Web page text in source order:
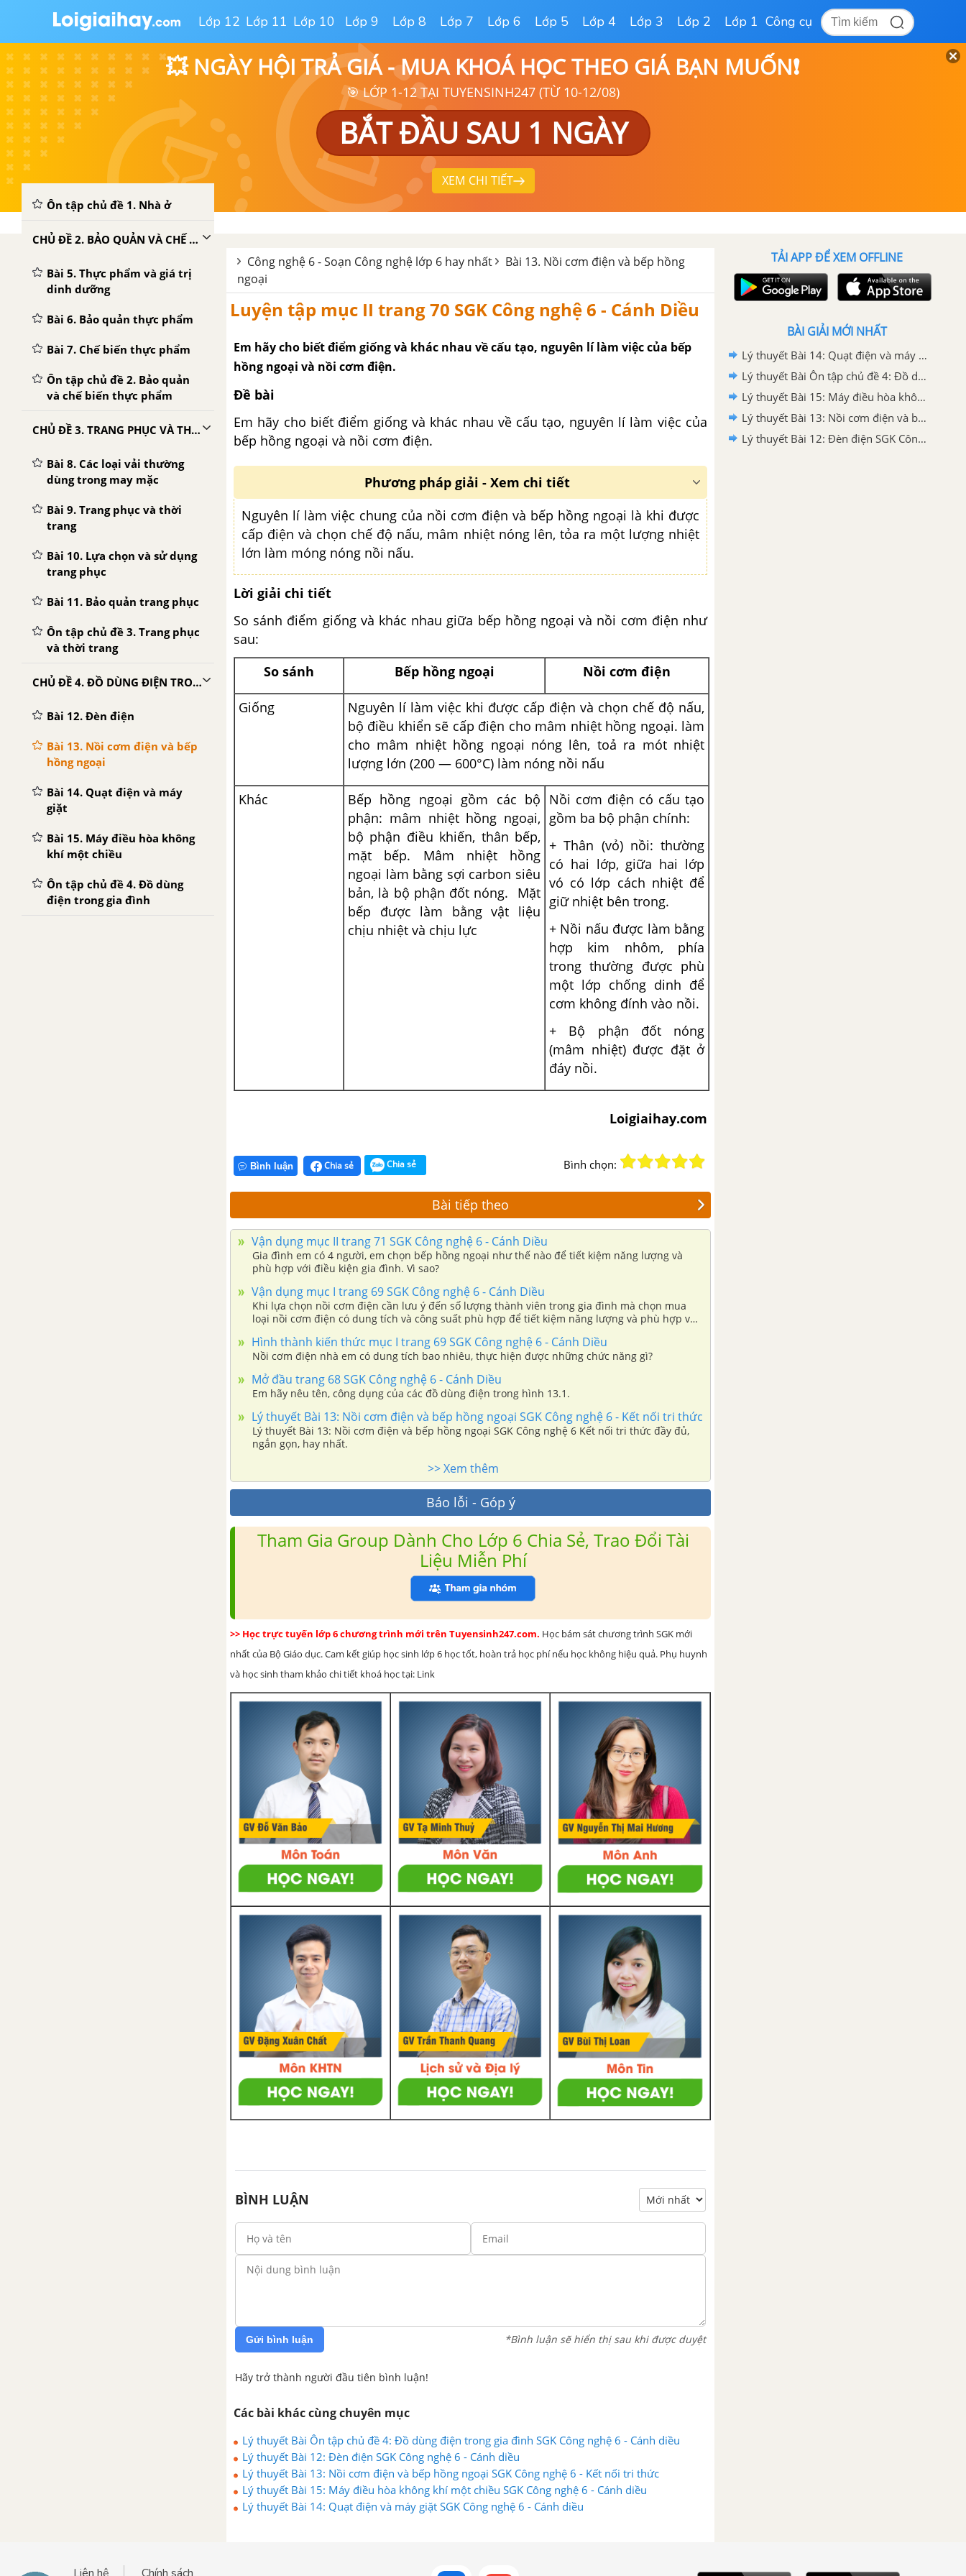
Lớp 12 Lớp 11 Lớp 10 Lớp 9 Lớp 8 Lớp 7 Lớp 6 Lớp 5 Lớp 4 Lớp 3 Lớp 2 Lớp 1 Công cụ
💥 NGÀY HỘI TRẢ GIÁ - MUA KHOÁ HỌC THEO GIÁ BẠN MUỐN❗
🎯 LỚP 1-12 TẠI TUYENSINH247 (TỪ 10-12/08)
BẮT ĐẦU SAU 1 NGÀY
XEM CHI TIẾT
CHỦ ĐỀ 1. NHÀ Ở
Bài 1. Nhà ở đối với con
người
Bài 2. Xây dựng nhà ở
Bài 3. Ngôi nhà thông minh
Bài 4. Sử dụng năng lượng
trong gia đình
Ôn tập chủ đề 1. Nhà ở
CHỦ ĐỀ 2. BẢO QUẢN VÀ CHẾ BIẾN THỰC PHẨM
Bài 5. Thực phẩm và giá trị
dinh dưỡng
Bài 6. Bảo quản thực phẩm
Bài 7. Chế biến thực phẩm
Ôn tập chủ đề 2. Bảo quản
và chế biến thực phẩm
CHỦ ĐỀ 3. TRANG PHỤC VÀ THỜI TRANG
Bài 8. Các loại vải thường
dùng trong may mặc
Bài 9. Trang phục và thời
trang
Bài 10. Lựa chọn và sử dụng
trang phục
Bài 11. Bảo quản trang phục
Ôn tập chủ đề 3. Trang phục
và thời trang
CHỦ ĐỀ 4. ĐỒ DÙNG ĐIỆN TRONG GIA ĐÌNH
Bài 12. Đèn điện
Bài 13. Nồi cơm điện và bếp
hồng ngoại
Bài 14. Quạt điện và máy
giặt
Bài 15. Máy điều hòa không
khí một chiều
Ôn tập chủ đề 4. Đồ dùng
điện trong gia đình
Công nghệ 6 - Soạn Công nghệ lớp 6 hay nhất
Bài 13. Nồi cơm điện và bếp hồng
ngoại
Luyện tập mục II trang 70 SGK Công nghệ 6 - Cánh Diều
Em hãy cho biết điểm giống và khác nhau về cấu tạo, nguyên lí làm việc của bếp
hồng ngoại và nồi cơm điện.
Đề bài
Em hãy cho biết điểm giống và khác nhau về cấu tạo, nguyên lí làm việc của
bếp hồng ngoại và nồi cơm điện.
Phương pháp giải - Xem chi tiết
Nguyên lí làm việc chung của nồi cơm điện và bếp hồng ngoại là khi được
cấp điện và chọn chế độ nấu, mâm nhiệt nóng lên, tỏa ra một lượng nhiệt
lớn làm móng nóng nồi nấu.
Lời giải chi tiết
So sánh điểm giống và khác nhau giữa bếp hồng ngoại và nồi cơm điện như
sau:
So sánh
Bếp hồng ngoại Nồi cơm điện
Giống
Nguyên lí làm việc khi được cấp điện và chọn chế độ nấu,
bộ điều khiển sẽ cấp điện cho mâm nhiệt hồng ngoại. làm
cho mâm nhiệt hồng ngoại nóng lên, toả ra mót nhiệt
lượng lớn (200 — 600°C) làm nóng nồi nấu
Khác
Bếp hồng ngoại gồm các bộ
phận: mâm nhiệt hồng ngoại,
bộ phận điều khiến, thân bếp,
mặt bếp. Mâm nhiệt hồng
ngoại làm bằng sợi carbon siêu
bản, là bộ phận đốt nóng. Mặt
bếp được làm bằng vật liệu
chịu nhiệt và chịu lực
Nồi cơm điện có cấu tạo
gồm ba bộ phận chính:
+ Thân (vỏ) nồi: thường
có hai lớp, giữa hai lớp
vó có lớp cách nhiệt để
giữ nhiệt bên trong.
+ Nồi nấu được làm bằng
hợp kim nhôm, phía
trong thường được phù
một lớp chống dinh để
cơm không đính vào nồi.
+ Bộ phận đốt nóng
(mâm nhiệt) được đặt ở
đáy nồi.
Loigiaihay.com
Bình luận Chia sẻ Chia sẻ Bình chọn:
Bài tiếp theo
Vận dụng mục II trang 71 SGK Công nghệ 6 - Cánh Diều
Gia đình em có 4 người, em chọn bếp hồng ngoại như thế nào để tiết kiệm năng lượng và
phù hợp với điều kiện gia đình. Vì sao?
Vận dụng mục I trang 69 SGK Công nghệ 6 - Cánh Diều
Khi lựa chọn nồi cơm điện cần lưu ý đến số lượng thành viên trong gia đình mà chọn mua
loại nồi cơm điện có dung tích và công suất phù hợp để tiết kiệm năng lượng và phù hợp với
cơm điện có dung tích bao nhiêu là phù hợp?
Hình thành kiến thức mục I trang 69 SGK Công nghệ 6 - Cánh Diều
Nồi cơm điện nhà em có dung tích bao nhiêu, thực hiện được những chức năng gì?
Mở đầu trang 68 SGK Công nghệ 6 - Cánh Diều
Em hãy nêu tên, công dụng của các đồ dùng điện trong hình 13.1.
Lý thuyết Bài 13: Nồi cơm điện và bếp hồng ngoại SGK Công nghệ 6 - Kết nối tri thức
Lý thuyết Bài 13: Nồi cơm điện và bếp hồng ngoại SGK Công nghệ 6 Kết nối tri thức đầy đủ,
ngắn gọn, hay nhất.
>> Xem thêm
Báo lỗi - Góp ý
Tham Gia Group Dành Cho Lớp 6 Chia Sẻ, Trao Đổi Tài
Liệu Miễn Phí
>> Học trực tuyến lớp 6 chương trình mới trên Tuyensinh247.com. Học bám sát chương trình SGK mới
nhất của Bộ Giáo dục. Cam kết giúp học sinh lớp 6 học tốt, hoàn trả học phí nếu học không hiệu quả. Phụ huynh
và học sinh tham khảo chi tiết khoá học tại: Link
BÌNH LUẬN
Gửi bình luận *Bình luận sẽ hiển thị sau khi được duyệt
Hãy trở thành người đầu tiên bình luận!
Các bài khác cùng chuyên mục
Lý thuyết Bài Ôn tập chủ đề 4: Đồ dùng điện trong gia đình SGK Công nghệ 6 - Cánh diều
Lý thuyết Bài 12: Đèn điện SGK Công nghệ 6 - Cánh diều
Lý thuyết Bài 13: Nồi cơm điện và bếp hồng ngoại SGK Công nghệ 6 - Kết nối tri thức
Lý thuyết Bài 15: Máy điều hòa không khí một chiều SGK Công nghệ 6 - Cánh diều
Lý thuyết Bài 14: Quạt điện và máy giặt SGK Công nghệ 6 - Cánh diều
TẢI APP ĐỂ XEM OFFLINE
BÀI GIẢI MỚI NHẤT
Lý thuyết Bài 14: Quạt điện và máy giặt SGK Công nghệ 6 - Cánh diều
Lý thuyết Bài Ôn tập chủ đề 4: Đồ dùng điện trong gia đình SGK Công nghệ 6 - Cánh diều
Lý thuyết Bài 15: Máy điều hòa không khí một chiều SGK Công nghệ 6 - Cánh diều
Lý thuyết Bài 13: Nồi cơm điện và bếp hồng ngoại SGK Công nghệ 6 - Kết nối tri thức
Lý thuyết Bài 12: Đèn điện SGK Công nghệ 6 - Cánh diều